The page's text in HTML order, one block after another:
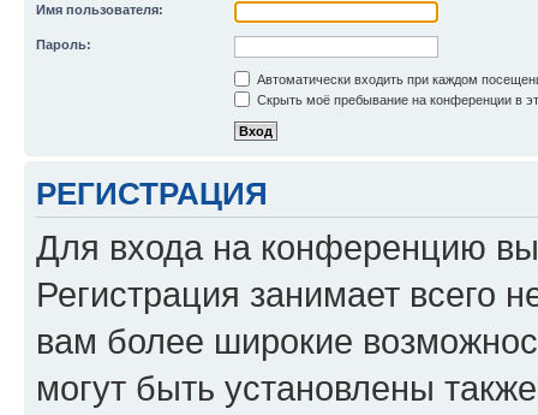
Имя пользователя:
Пароль:
Автоматически входить при каждом
Скрыть моё пребывание на конференции в
РЕГИСТРАЦИЯ
Для входа на конференцию
Регистрация занимает всего
вам более широкие
могут быть установлены